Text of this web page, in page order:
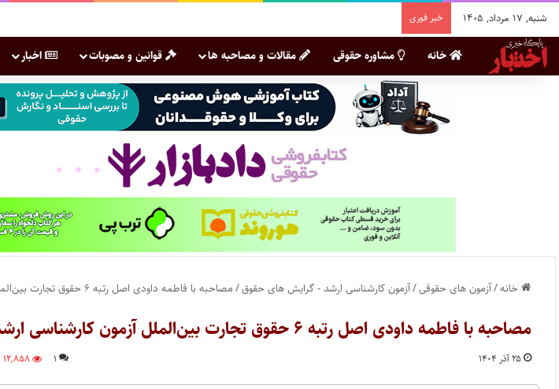
شنبه, ۱۷ مرداد, ۱۴۰۵ خبر فوری
خانه مشاوره حقوقی مقالات و مصاحبه ها قوانین و مصوبات اخبار
خانه/آزمون های حقوقی/آزمون کارشناسی ارشد - گرایش های حقوق/مصاحبه با فاطمه داودی اصل رتبه ۶ حقوق تجارت بین‌الملل آزمون کارشناسی ارشد ۱۴۰۴
مصاحبه با فاطمه داودی اصل رتبه ۶ حقوق تجارت بین‌الملل آزمون کارشناسی ارشد ۱۴۰۴
۲۵ آذر ۱۴۰۴ ۱ ۱۲,۸۵۸